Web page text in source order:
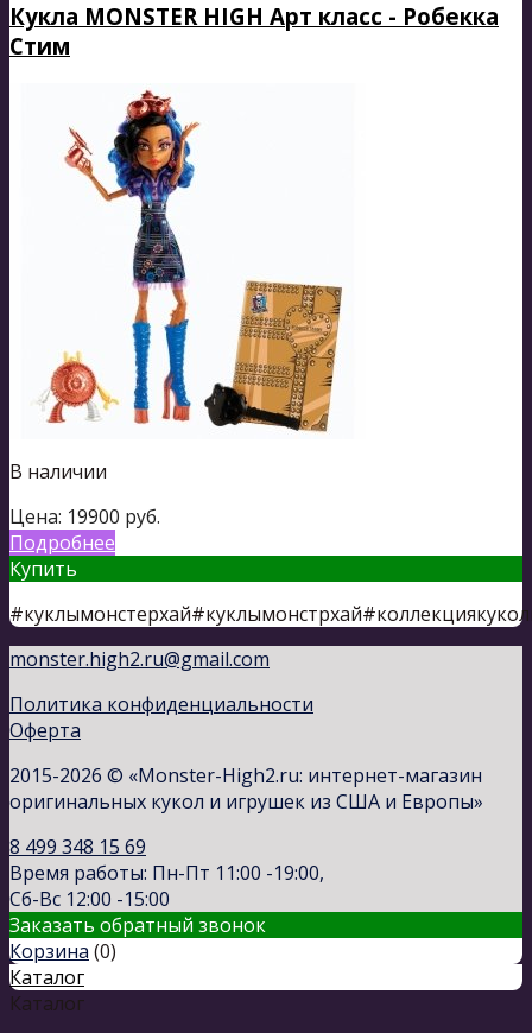
Кукла MONSTER HIGH Арт класс - Робекка
Стим
В наличии
Цена: 19900 руб.
Подробнее
Купить
monster.high2.ru@gmail.com
Политика конфиденциальности
Оферта
2015-2026 © «Monster-High2.ru: интернет-магазин
оригинальных кукол и игрушек из США и Европы»
8 499 348 15 69
Время работы: Пн-Пт 11:00 -19:00,
Сб-Вс 12:00 -15:00
Заказать обратный звонок
Корзина (0)
Каталог
Каталог